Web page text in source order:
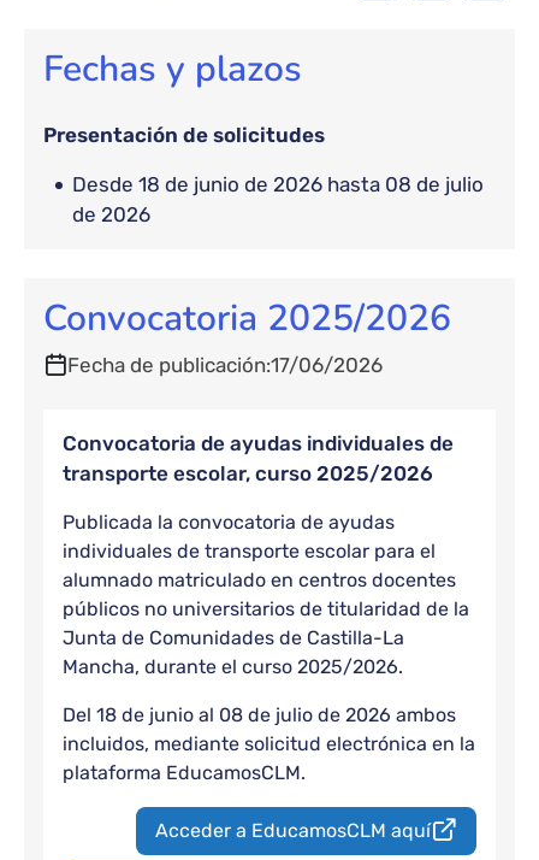
Fechas y plazos
Presentación de solicitudes
desde 18 de junio de 2026 hasta 08 de julio
de 2026
Convocatoria 2025/2026
Fecha de publicación 17/06/2026
Convocatoria de ayudas individuales de
transporte escolar, curso 2025/2026
Publicada la convocatoria de ayudas
individuales de transporte escolar para el
alumnado matriculado en centros docentes
públicos no universitarios de titularidad de la
Junta de Comunidades de Castilla-La
Mancha, durante el curso 2025/2026.
Del 18 de junio al 08 de julio de 2026 ambos
incluidos, mediante solicitud electrónica en la
plataforma EducamosCLM.
Acceder a EducamosCLM aquí